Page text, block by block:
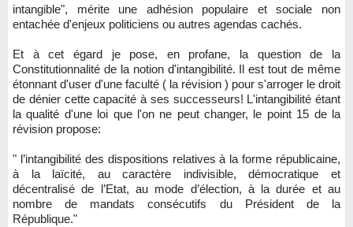
intangible", mérite une adhésion populaire et sociale non
entachée d'enjeux politiciens ou autres agendas cachés.
Et à cet égard je pose, en profane, la question de la
Constitutionnalité de la notion d'intangibilité. Il est tout de même
étonnant d'user d'une faculté ( la révision ) pour s'arroger le droit
de dénier cette capacité à ses successeurs! L'intangibilité étant
la qualité d'une loi que l'on ne peut changer, le point 15 de la
révision propose:
" l’intangibilité des dispositions relatives à la forme républicaine,
à la laïcité, au caractère indivisible, démocratique et
décentralisé de l’Etat, au mode d’élection, à la durée et au
nombre de mandats consécutifs du Président de la
République."